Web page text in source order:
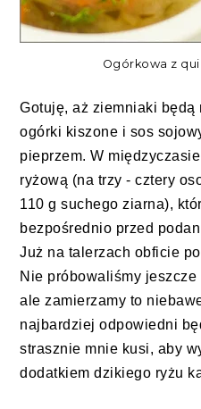
Ogórkowa z
Gotuję, aż ziemniaki
ogórki kiszone i sos
pieprzem. W
ryżową (na trzy - cztery
110 g suchego ziarna),
bezpośrednio przed
Już na talerzach obficie
Nie próbowaliśmy
ale zamierzamy to
najbardziej odpowiedni
strasznie mnie kusi, aby
dodatkiem dzikiego ryżu